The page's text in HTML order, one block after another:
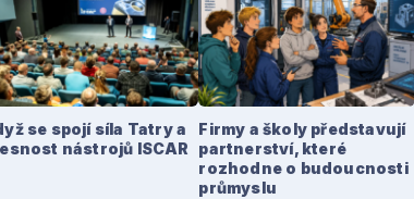
se spojí síla Tatry a
nástrojů ISCAR
Firmy a školy představují
partnerství, které
rozhodne o budoucnosti
průmyslu